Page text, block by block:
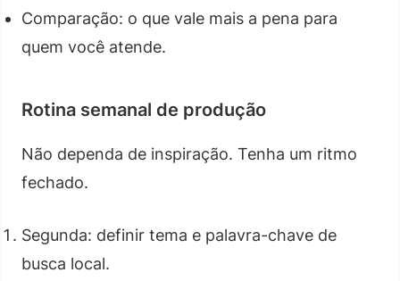
Comparação: o que vale mais a pena para
quem você atende.
Rotina semanal de produção
Não dependa de inspiração. Tenha um ritmo
fechado.
Segunda: definir tema e palavra-chave de
busca local.